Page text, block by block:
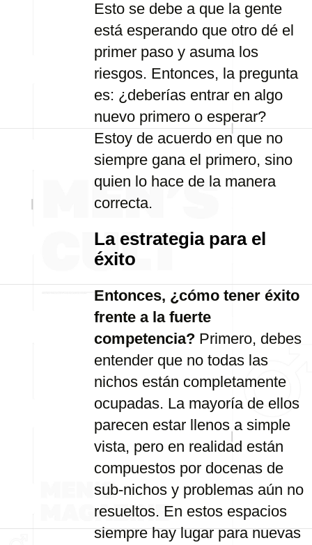
Esto se debe a que la gente
está esperando que otro dé el
primer paso y asuma los
riesgos. Entonces, la pregunta
es: ¿deberías entrar en algo
nuevo primero o esperar?
Estoy de acuerdo en que no
siempre gana el primero, sino
quien lo hace de la manera
correcta.
La estrategia para el
éxito
Entonces, ¿cómo tener éxito
frente a la fuerte
competencia? Primero, debes
entender que no todas las
nichos están completamente
ocupadas. La mayoría de ellos
parecen estar llenos a simple
vista, pero en realidad están
compuestos por docenas de
sub-nichos y problemas aún no
resueltos. En estos espacios
siempre hay lugar para nuevas